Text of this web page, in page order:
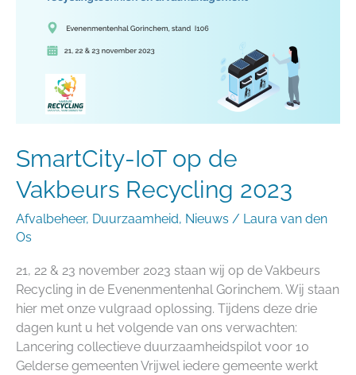
SmartCity-IoT op de
Vakbeurs Recycling 2023
Afvalbeheer, Duurzaamheid, Nieuws / Laura van den
Os
21, 22 & 23 november 2023 staan wij op de Vakbeurs
Recycling in de Evenenmentenhal Gorinchem. Wij staan
hier met onze vulgraad oplossing. Tijdens deze drie
dagen kunt u het volgende van ons verwachten:
Lancering collectieve duurzaamheidspilot voor 10
Gelderse gemeenten Vrijwel iedere gemeente werkt
Recycling